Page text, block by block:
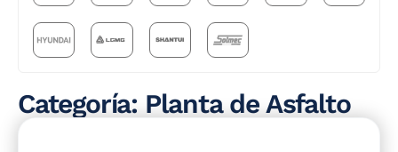
Categoría: Planta de Asfalto